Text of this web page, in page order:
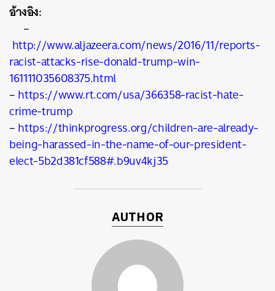
อ้างอิง:
–
http://www.aljazeera.com/news/2016/11/reports-
racist-attacks-rise-donald-trump-win-
161111035608375.html
–https://www.rt.com/usa/366358-racist-hate-
crime-trump
–https://thinkprogress.org/children-are-already-
being-harassed-in-the-name-of-our-president-
elect-5b2d381cf588#.b9uv4kj35
AUTHOR